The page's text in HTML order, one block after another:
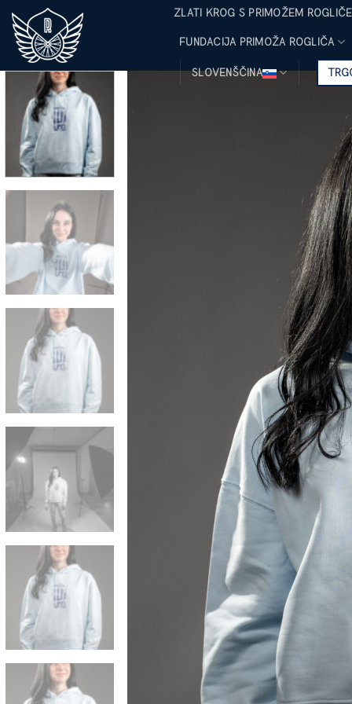
Skoči
vsebino
ZLATI KROG S PRIMOŽEM
FUNDACIJA PRIMOŽA ROGLIČA
SLOVENŠČINA